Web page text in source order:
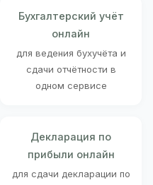
Бухгалтерский учёт
онлайн
для ведения бухучёта и
сдачи отчётности в
одном сервисе
Декларация по
прибыли онлайн
для сдачи декларации по